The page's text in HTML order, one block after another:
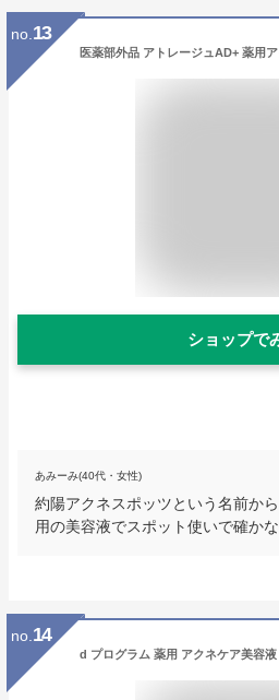
no. 13
ショップで
あみーみ(40代・女性)
約陽アクネスポッツという名前か
用の美容液でスポット使いで確か
no. 14